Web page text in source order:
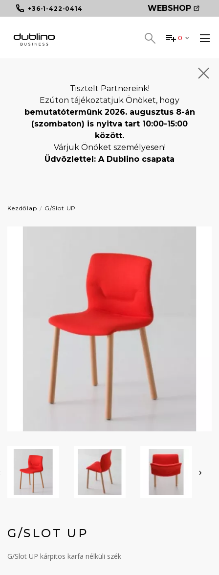
+36-1-422-0414 WEBSHOP
0
Tisztelt Partnereink!
Ezúton tájékoztatjuk Önöket, hogy
bemutatótermünk 2026. augusztus 8-án
(szombaton) is nyitva tart 10:00-15:00
között.
Várjuk Önöket személyesen!
Üdvözlettel: A Dublino csapata
Kezdőlap G/Slot UP
›
G/SLOT UP
G/Slot UP kárpitos karfa nélküli szék